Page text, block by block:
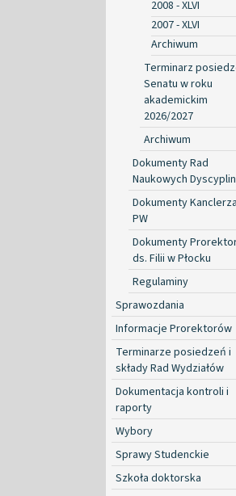
2008 - XLVI
2007 - XLVI
Archiwum
Terminarz
Senatu w roku
akademickim
2026/2027
Archiwum
Dokumenty Rad
Naukowych Dyscyplin
Dokumenty
PW
Dokumenty
ds. Filii w Płocku
Regulaminy
Sprawozdania
Informacje Prorektorów
Terminarze posiedzeń i
składy Rad Wydziałów
Dokumentacja kontroli i
raporty
Wybory
Sprawy Studenckie
Szkoła doktorska